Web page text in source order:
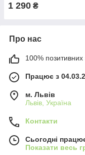
1 290 ₴
Про нас
100% позитивних
Працює з
м. Львів
Львів, Україна
Контакти
Сьогодні
Показати весь